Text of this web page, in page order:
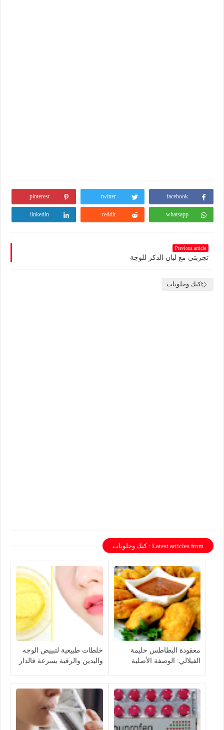
facebook
twitter
pinterest
whatsapp
reddit
linkedin
Previous article
تجربتي مع لبان الذكر للوجة
كيك وحلويات
Latest articles from : كيك وحلويات
معقودة البطاطس حليمة
الفيلالي: الوصفة الأصلية
خلطات طبيعية لتبييض الوجه
واليدين والرقبة بسرعة فالدار